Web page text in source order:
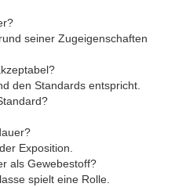
seiner Zugeigenschaften
den Standards entspricht.
Exposition.
als Gewebestoff?
spielt eine Rolle.